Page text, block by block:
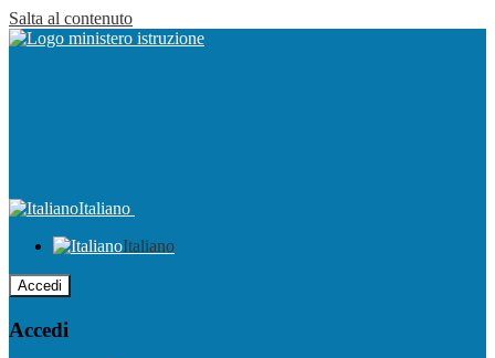
Salta al contenuto
Italiano
Italiano
Accedi
Accedi